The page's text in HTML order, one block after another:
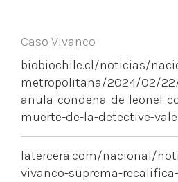
Caso Vivanco
biobiochile.cl/noticias/
metropolitana/2024/02/
anula-condena-de-leonel-
muerte-de-la-detective-
latercera.com/nacional/
vivanco-suprema-